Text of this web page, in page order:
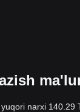
narxi